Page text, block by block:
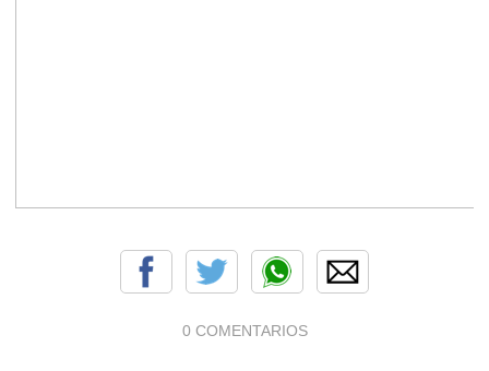
0 COMENTARIOS